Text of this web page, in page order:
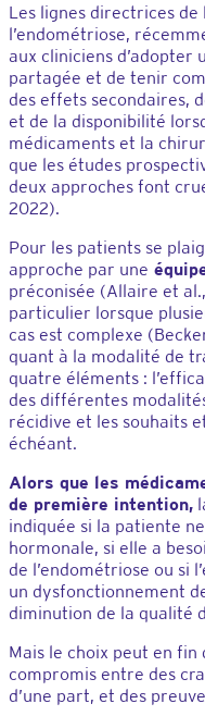
Les lignes directrices de
l’endométriose,
aux cliniciens d’adopter
partagée et de tenir
des effets secondaires,
et de la disponibilité
médicaments et la
que les études
deux approches font
2022).
Pour les patients se
approche par une
préconisée (Allaire et
particulier lorsque
cas est complexe
quant à la modalité de
quatre éléments :
des différentes
récidive et les souhaits
échéant.
Alors que les
de première intention,
indiquée si la patiente
hormonale, si elle a
de l’endométriose ou si
un dysfonctionnement
diminution de la qualité
Mais le choix peut en
compromis entre des
d’une part, et des